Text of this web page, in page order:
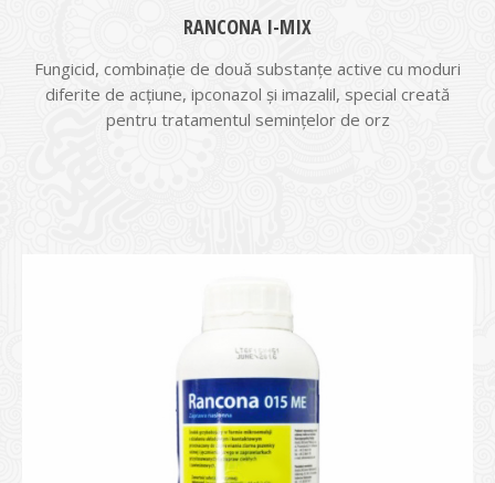
RANCONA I-MIX
Fungicid, combinație de două substanțe active cu moduri
diferite de acțiune, ipconazol și imazalil, special creată
pentru tratamentul semințelor de orz